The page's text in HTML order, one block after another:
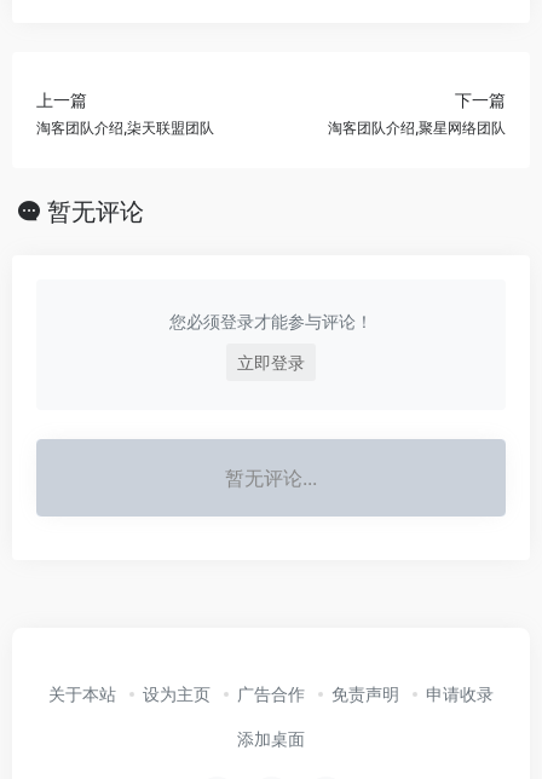
上一篇
淘客团队介绍,柒天联盟团队
下一篇
淘客团队介绍,聚星网络团队
暂无评论
您必须登录才能参与评论！
立即登录
暂无评论...
关于本站 设为主页 广告合作 免责声明 申请收录
添加桌面